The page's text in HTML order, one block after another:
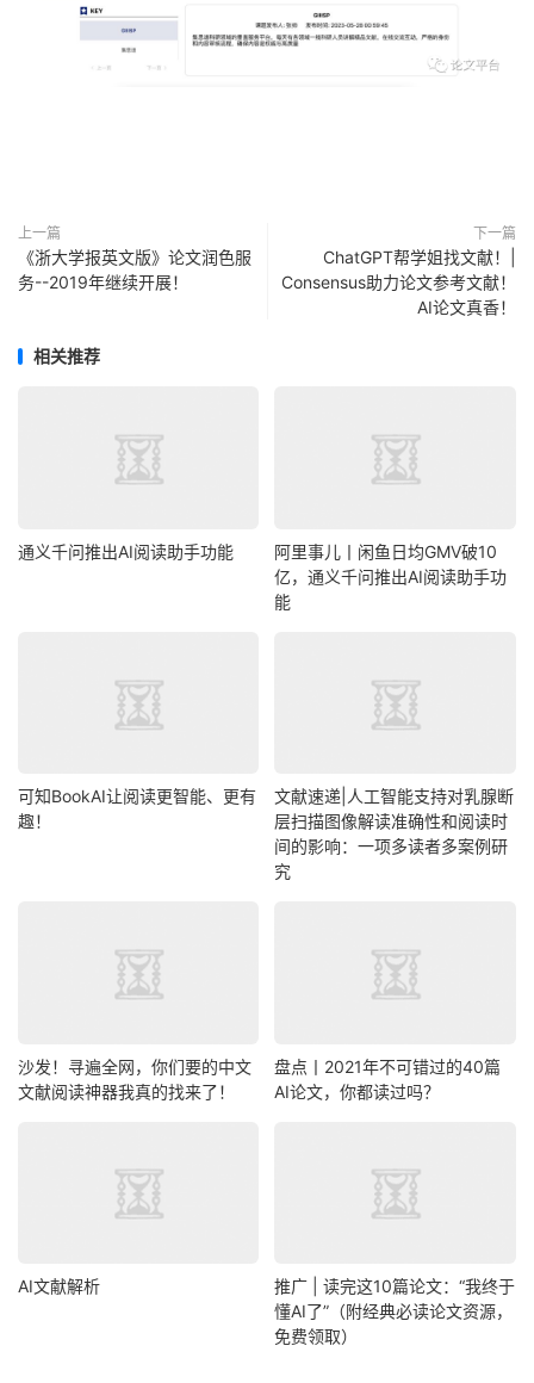
上一篇
《浙大学报英文版》论文润色服
务--2019年继续开展！
下一篇
ChatGPT帮学姐找文献！|
Consensus助力论文参考文献！
AI论文真香！
相关推荐
通义千问推出AI阅读助手功能
阿里事儿丨闲鱼日均GMV破10
亿，通义千问推出AI阅读助手功
能
可知BookAI让阅读更智能、更有
趣！
文献速递|人工智能支持对乳腺断
层扫描图像解读准确性和阅读时
间的影响：一项多读者多案例研
究
沙发！寻遍全网，你们要的中文
文献阅读神器我真的找来了！
盘点丨2021年不可错过的40篇
AI论文，你都读过吗？
AI文献解析
推广 | 读完这10篇论文：“我终于
懂AI了”（附经典必读论文资源，
免费领取）